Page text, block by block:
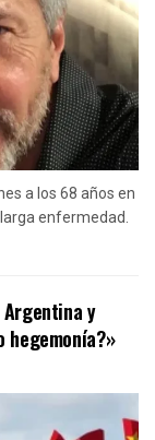
a los 68 años en
enfermedad.
Argentina y
hegemonía?»